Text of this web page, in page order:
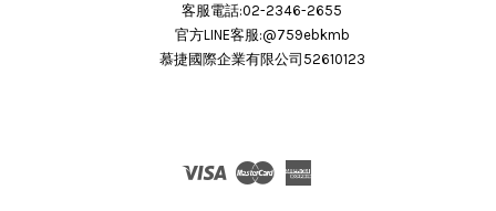
客服電話:02-2346-2655
官方LINE客服:@759ebkmb
慕捷國際企業有限公司52610123
Visa Master